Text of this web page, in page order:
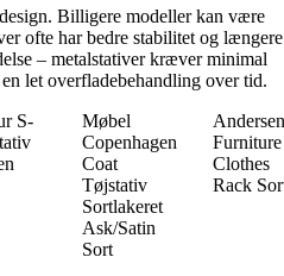
Billigere modeller kan være
ofte har bedre stabilitet og længere
– metalstativer kræver minimal
let overfladebehandling over tid.
S-
Møbel
Copenhagen
Coat
Tøjstativ
Sortlakeret
Ask/Satin
Sort
Andersen
Furniture
Clothes
Rack